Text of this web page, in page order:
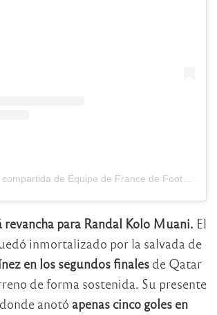
Una publicación compartida de Equipe de France de Football (@equipedefrance)
revancha para Randal Kolo Muani. El
inmortalizado por la salvada de
en los segundos finales de Qatar
de forma sostenida. Su presente
anotó apenas cinco goles en